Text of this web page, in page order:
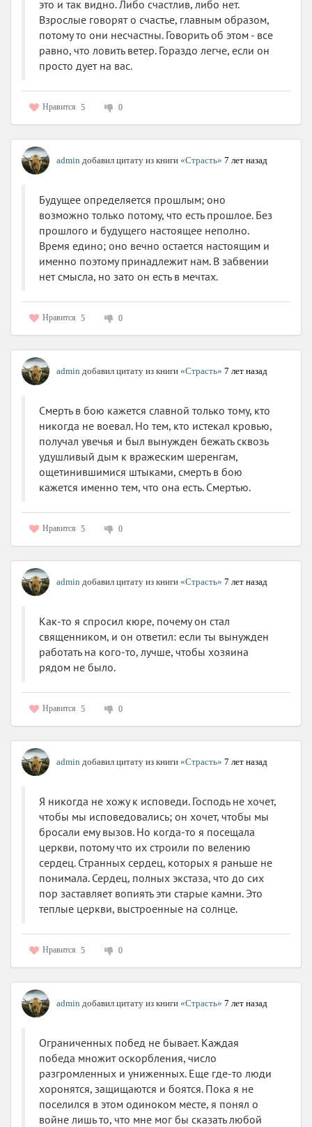
это и так видно. Либо счастлив, либо нет.
Взрослые говорят о счастье, главным образом,
потому то они несчастны. Говорить об этом - все
равно, что ловить ветер. Гораздо легче, если он
просто дует на вас.
Нравится 5 0
admin добавил цитату из книги «Страсть» 7 лет назад
Будущее определяется прошлым; оно
возможно только потому, что есть прошлое. Без
прошлого и будущего настоящее неполно.
Время едино; оно вечно остается настоящим и
именно поэтому принадлежит нам. В забвении
нет смысла, но зато он есть в мечтах.
Нравится 5 0
admin добавил цитату из книги «Страсть» 7 лет назад
Смерть в бою кажется славной только тому, кто
никогда не воевал. Но тем, кто истекал кровью,
получал увечья и был вынужден бежать сквозь
удушливый дым к вражеским шеренгам,
ощетинившимися штыками, смерть в бою
кажется именно тем, что она есть. Смертью.
Нравится 5 0
admin добавил цитату из книги «Страсть» 7 лет назад
Как-то я спросил кюре, почему он стал
священником, и он ответил: если ты вынужден
работать на кого-то, лучше, чтобы хозяина
рядом не было.
Нравится 5 0
admin добавил цитату из книги «Страсть» 7 лет назад
Я никогда не хожу к исповеди. Господь не хочет,
чтобы мы исповедовались; он хочет, чтобы мы
бросали ему вызов. Но когда-то я посещала
церкви, потому что их строили по велению
сердец. Странных сердец, которых я раньше не
понимала. Сердец, полных экстаза, что до сих
пор заставляет вопиять эти старые камни. Это
теплые церкви, выстроенные на солнце.
Нравится 5 0
admin добавил цитату из книги «Страсть» 7 лет назад
Ограниченных побед не бывает. Каждая
победа множит оскорбления, число
разгромленных и униженных. Еще где-то люди
хоронятся, защищаются и боятся. Пока я не
поселился в этом одиноком месте, я понял о
войне лишь то, что мне мог бы сказать любой